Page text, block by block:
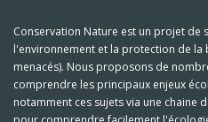
Conservation Nature est un projet de
l'environnement et la protection de
menacés). Nous proposons de
comprendre les principaux enjeux
notamment ces sujets via une chaine